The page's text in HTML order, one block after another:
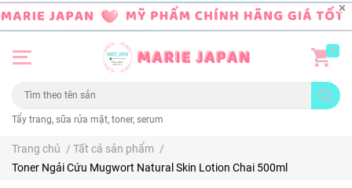
Tẩy trang, sữa rửa mặt, toner, serum
0
Trang chủ / Tất cả sản phẩm /
Toner Ngải Cứu Mugwort Natural Skin Lotion Chai 500ml